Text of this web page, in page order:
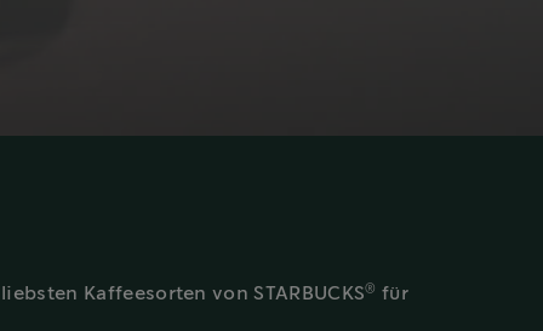
Kaffeesorten von STARBUCKS® für